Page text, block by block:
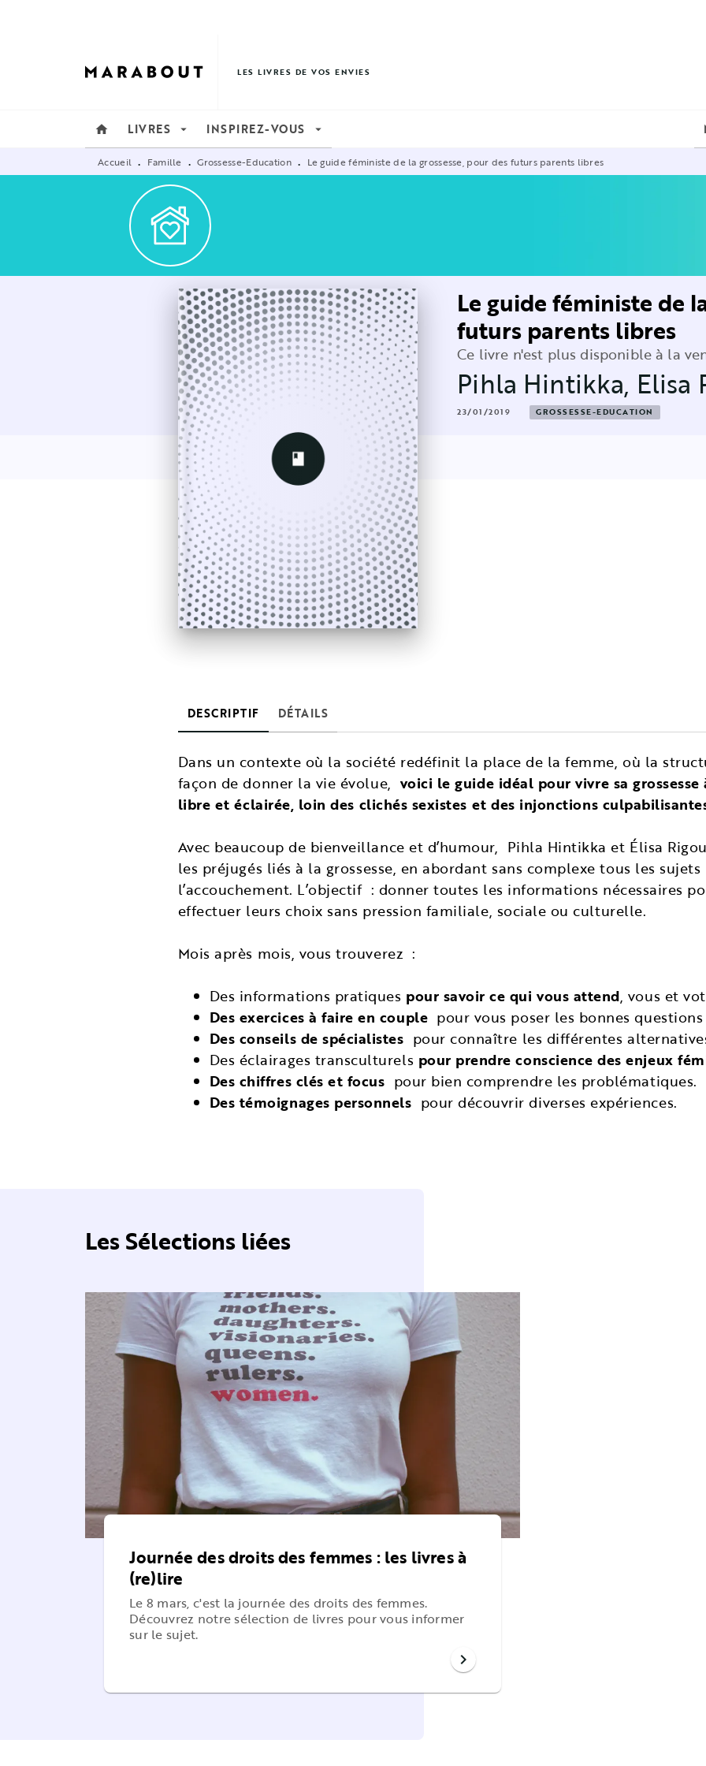
LES LIVRES DE VOS ENVIES
home LIVRES arrow_drop_down INSPIREZ-VOUS arrow_drop_down
Accueil • Famille • Grossesse-Education • Le guide féministe de la grossesse, pour des futurs parents libres
Le guide féministe de
futurs parents libres
Ce livre n'est plus disponible à la
Pihla Hintikka, Elisa
23/01/2019 GROSSESSE-EDUCATION
DESCRIPTIF DÉTAILS
Dans un contexte où la société redéfinit la place de la femme, où la
façon de donner la vie évolue, voici le guide idéal pour vivre sa
libre et éclairée, loin des clichés sexistes et des injonctions
Avec beaucoup de bienveillance et d’humour, Pihla Hintikka et Élisa
les préjugés liés à la grossesse, en abordant sans complexe tous les sujets
l’accouchement. L’objectif : donner toutes les informations nécessaires
effectuer leurs choix sans pression familiale, sociale ou culturelle.
Mois après mois, vous trouverez :
Des informations pratiques pour savoir ce qui vous attend, vous et
Des exercices à faire en couple pour vous poser les bonnes
Des conseils de spécialistes pour connaître les différentes
Des éclairages transculturels pour prendre conscience des enjeux
Des chiffres clés et focus pour bien comprendre les problématiques.
Des témoignages personnels pour découvrir diverses expériences.
Les Sélections liées
Journée des droits des femmes : les livres à
(re)lire
Le 8 mars, c'est la journée des droits des femmes.
Découvrez notre sélection de livres pour vous informer
sur le sujet.
chevron_right